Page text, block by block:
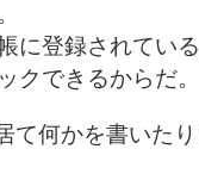
登録されてい
クできるからだ。
何かを書いたり